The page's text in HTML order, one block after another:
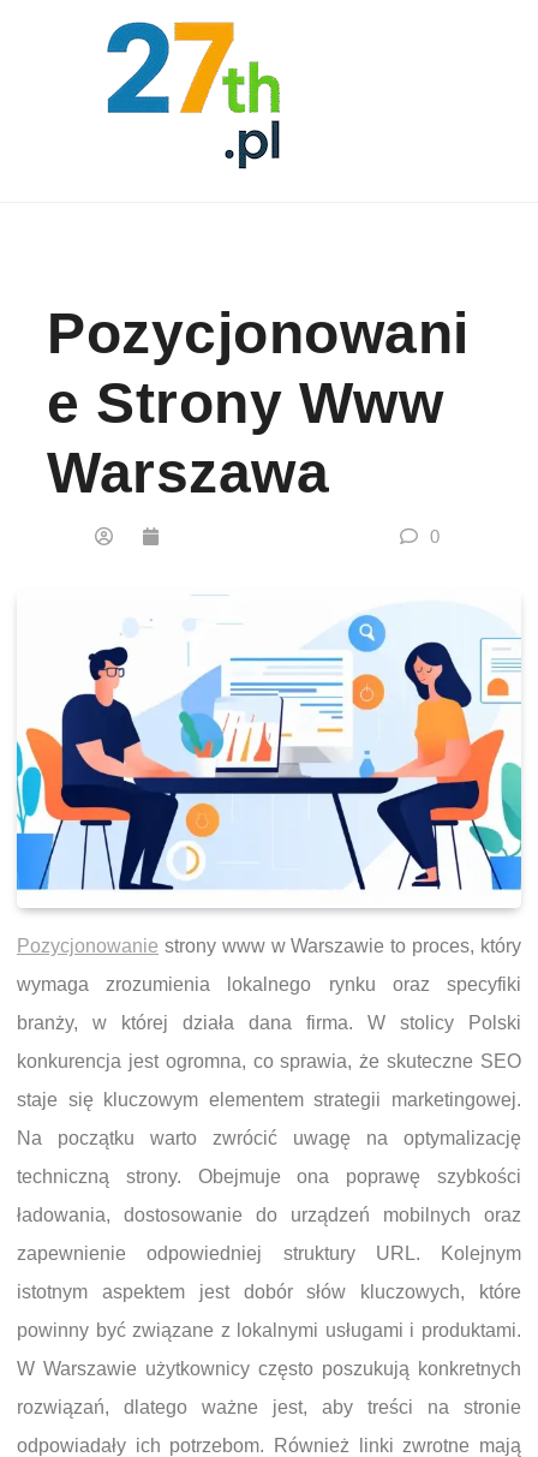
Pozycjonowani
E Strony Www
Warszawa
0
Pozycjonowanie strony www w Warszawie to proces, który
wymaga zrozumienia lokalnego rynku oraz specyfiki
branży, w której działa dana firma. W stolicy Polski
konkurencja jest ogromna, co sprawia, że skuteczne SEO
staje się kluczowym elementem strategii marketingowej.
Na początku warto zwrócić uwagę na optymalizację
techniczną strony. Obejmuje ona poprawę szybkości
ładowania, dostosowanie do urządzeń mobilnych oraz
zapewnienie odpowiedniej struktury URL. Kolejnym
istotnym aspektem jest dobór słów kluczowych, które
powinny być związane z lokalnymi usługami i produktami.
W Warszawie użytkownicy często poszukują konkretnych
rozwiązań, dlatego ważne jest, aby treści na stronie
odpowiadały ich potrzebom. Również linki zwrotne mają